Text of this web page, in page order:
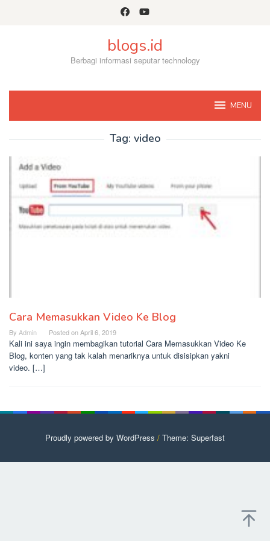
blogs.id
Berbagi informasi seputar technology
MENU
Tag: video
Cara Memasukkan Video Ke Blog
By Admin Posted onApril 6, 2019
Kali ini saya ingin membagikan tutorial Cara Memasukkan Video Ke
Blog, konten yang tak kalah menariknya untuk disisipkan yakni
video. […]
Proudly powered by WordPress / Theme: Superfast